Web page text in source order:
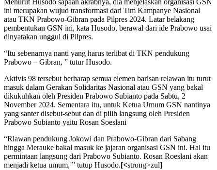
Menurut Husodo sapaan akrabnya, dia menjelaskan organisasi GSN
ini merupakan wujud transformasi dari Tim Kampanye Nasional
atau TKN Prabowo-Gibran pada Pilpres 2024. Latar belakang
pembentukan GSN ini, kata Husodo, berawal dari ide Prabowo usai
dinyatakan unggul di Pilpres.
“Itu sebenarnya nanti yang harus terlibat di TKN pendukung
Prabowo – Gibran, ” tutur Husodo.
Aktivis 98 tersebut berharap semua elemen barisan relawan itu turut
masuk dalam Gerakan Solidaritas Nasional atau GSN yang bakal
dikukuhkan oleh Presiden Prabowo Subianto pada Sabtu, 2
November 2024. Sementara itu, untuk Ketua Umum GSN nantinya
yang santer disebut-sebut dan di pilih langsung oleh Presiden
Prabowo Subianto yaitu Rosan Soeslani
“Rlawan pendukung Jokowi dan Prabowo-Gibran dari Sabang
hingga Merauke bakal masuk ke jajaran organisasi GSN ini. Hal itu
permintaan langsung dari Prabowo Subianto. Rosan Roeslani akan
menjadi ketua umum, ” tutup Husodo. [<strong>zul]